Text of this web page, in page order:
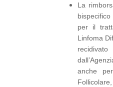
La
per il
Linfoma
anche